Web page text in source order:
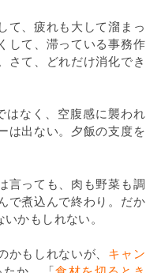
て、疲れも大して溜まっ
して、滞っている事務作
さて、どれだけ消化でき
はなく、空腹感に襲われ
は出ない。夕飯の支度を
言っても、肉も野菜も調
で煮込んで終わり。だか
かもしれない。
もしれないが、 キャン